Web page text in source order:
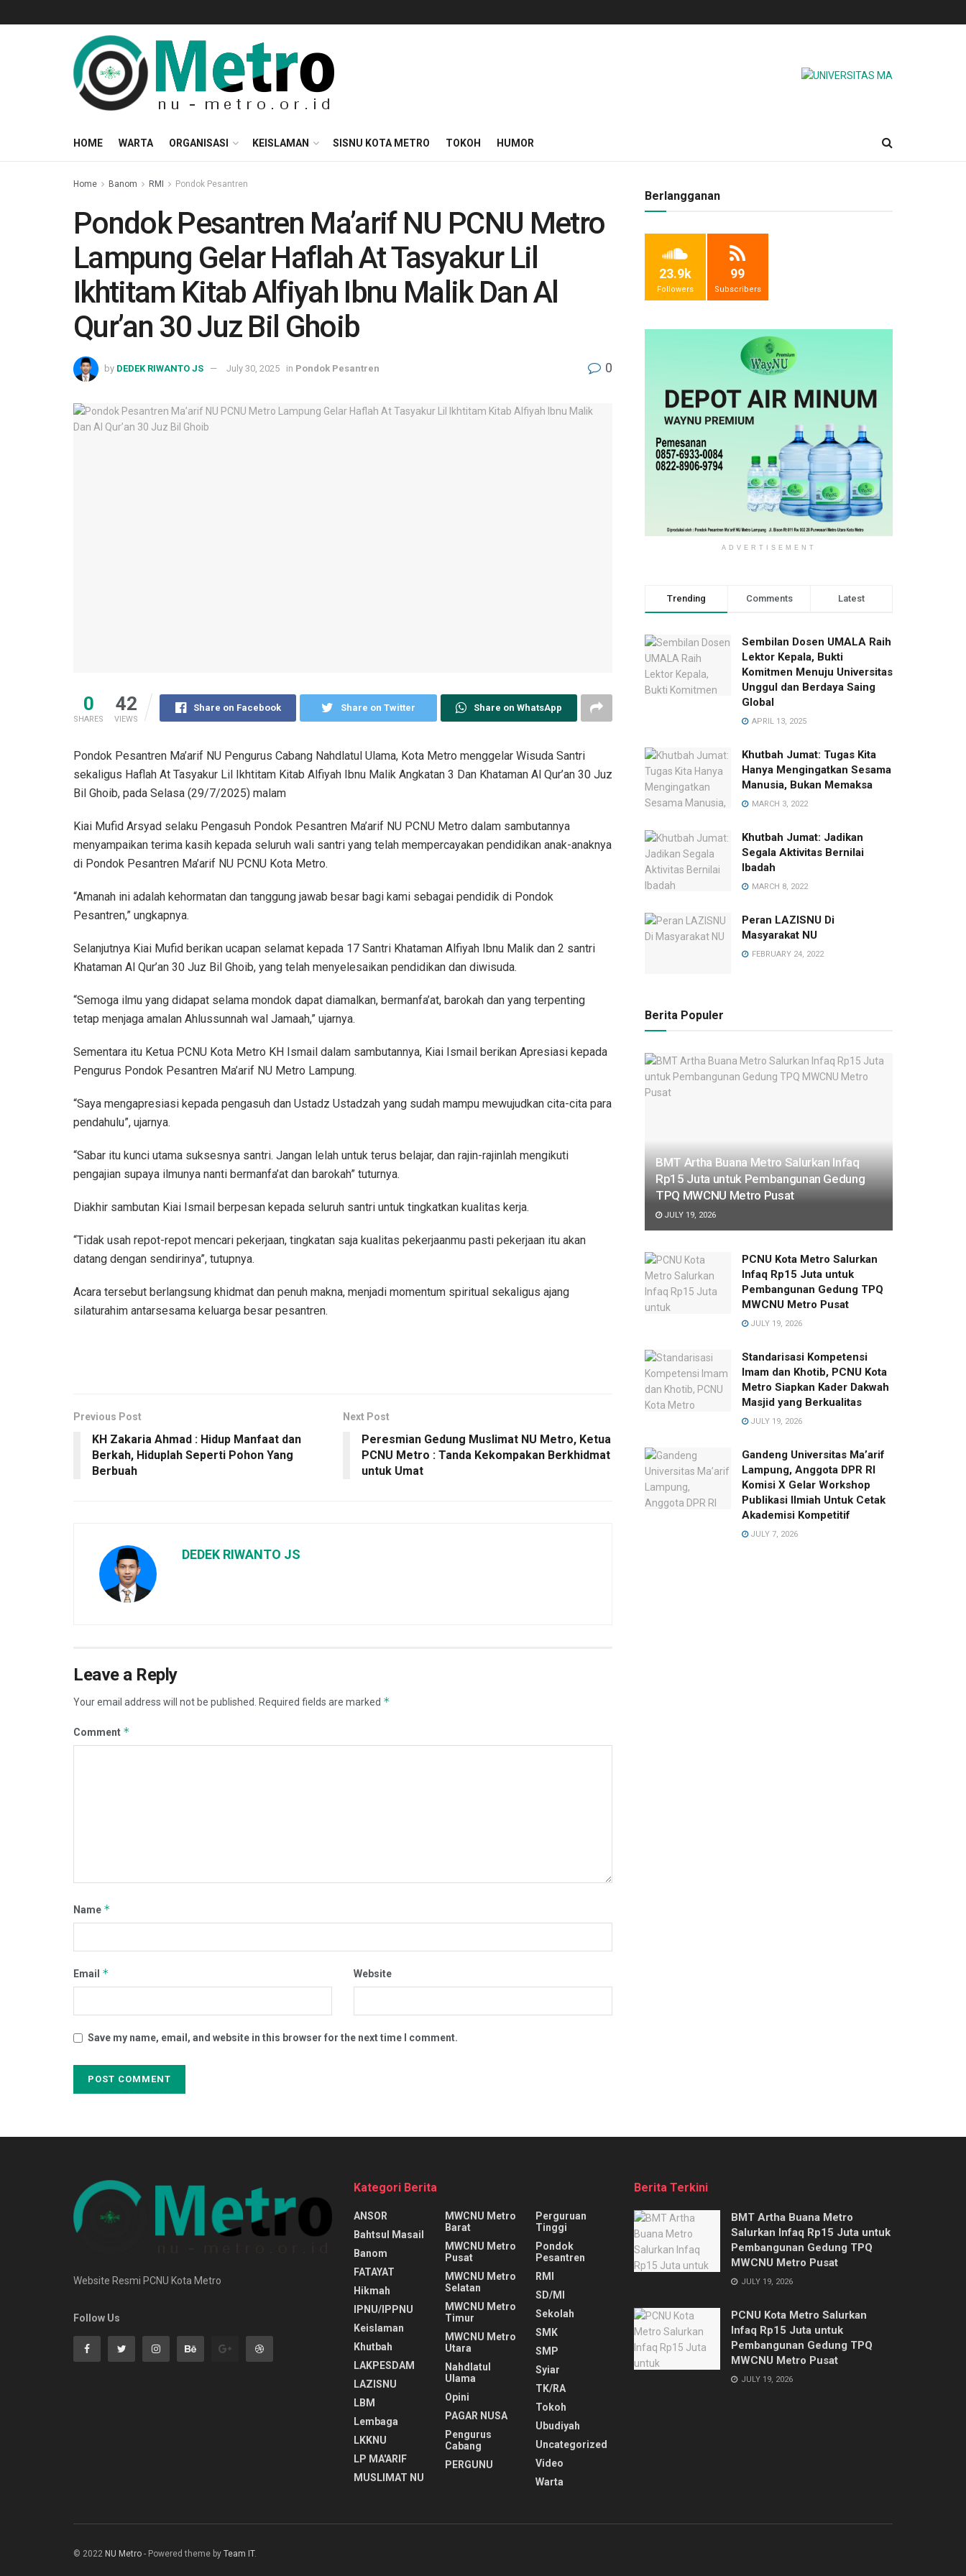
HOME WARTA ORGANISASI KEISLAMAN SISNU KOTA METRO TOKOH HUMOR
Home Banom RMI Pondok Pesantren
Pondok Pesantren Ma’arif NU PCNU Metro
Lampung Gelar Haflah At Tasyakur Lil
Ikhtitam Kitab Alfiyah Ibnu Malik Dan Al
Qur’an 30 Juz Bil Ghoib
by DEDEK RIWANTO JS July 30, 2025 in Pondok Pesantren 0
0
SHARES
42
VIEWS
Share on Facebook Share on Twitter Share on WhatsApp
Pondok Pesantren Ma’arif NU Pengurus Cabang Nahdlatul Ulama, Kota Metro menggelar Wisuda Santri
sekaligus Haflah At Tasyakur Lil Ikhtitam Kitab Alfiyah Ibnu Malik Angkatan 3 Dan Khataman Al Qur’an 30 Juz
Bil Ghoib, pada Selasa (29/7/2025) malam
Kiai Mufid Arsyad selaku Pengasuh Pondok Pesantren Ma’arif NU PCNU Metro dalam sambutannya
menyampaikan terima kasih kepada seluruh wali santri yang telah mempercayakan pendidikan anak-anaknya
di Pondok Pesantren Ma’arif NU PCNU Kota Metro.
“Amanah ini adalah kehormatan dan tanggung jawab besar bagi kami sebagai pendidik di Pondok
Pesantren,” ungkapnya.
Selanjutnya Kiai Mufid berikan ucapan selamat kepada 17 Santri Khataman Alfiyah Ibnu Malik dan 2 santri
Khataman Al Qur’an 30 Juz Bil Ghoib, yang telah menyelesaikan pendidikan dan diwisuda.
“Semoga ilmu yang didapat selama mondok dapat diamalkan, bermanfa’at, barokah dan yang terpenting
tetap menjaga amalan Ahlussunnah wal Jamaah,” ujarnya.
Sementara itu Ketua PCNU Kota Metro KH Ismail dalam sambutannya, Kiai Ismail berikan Apresiasi kepada
Pengurus Pondok Pesantren Ma’arif NU Metro Lampung.
“Saya mengapresiasi kepada pengasuh dan Ustadz Ustadzah yang sudah mampu mewujudkan cita-cita para
pendahulu”, ujarnya.
“Sabar itu kunci utama suksesnya santri. Jangan lelah untuk terus belajar, dan rajin-rajinlah mengikuti
pengajian supaya ilmunya nanti bermanfa’at dan barokah” tuturnya.
Diakhir sambutan Kiai Ismail berpesan kepada seluruh santri untuk tingkatkan kualitas kerja.
“Tidak usah repot-repot mencari pekerjaan, tingkatan saja kualitas pekerjaanmu pasti pekerjaan itu akan
datang dengan sendirinya”, tutupnya.
Acara tersebut berlangsung khidmat dan penuh makna, menjadi momentum spiritual sekaligus ajang
silaturahim antarsesama keluarga besar pesantren.
Previous Post
KH Zakaria Ahmad : Hidup Manfaat dan
Berkah, Hiduplah Seperti Pohon Yang
Berbuah
Next Post
Peresmian Gedung Muslimat NU Metro, Ketua
PCNU Metro : Tanda Kekompakan Berkhidmat
untuk Umat
DEDEK RIWANTO JS
Leave a Reply
Your email address will not be published. Required fields are marked *
Comment *
Name *
Email * Website
Save my name, email, and website in this browser for the next time I comment.
Berlangganan
23.9k
Followers
99
Subscribers
ADVERTISEMENT
Trending Comments Latest
Sembilan Dosen UMALA Raih
Lektor Kepala, Bukti
Komitmen Menuju Universitas
Unggul dan Berdaya Saing
Global
APRIL 13, 2025
Khutbah Jumat: Tugas Kita
Hanya Mengingatkan Sesama
Manusia, Bukan Memaksa
MARCH 3, 2022
Khutbah Jumat: Jadikan
Segala Aktivitas Bernilai
Ibadah
MARCH 8, 2022
Peran LAZISNU Di
Masyarakat NU
FEBRUARY 24, 2022
Berita Populer
BMT Artha Buana Metro Salurkan Infaq
Rp15 Juta untuk Pembangunan Gedung
TPQ MWCNU Metro Pusat
JULY 19, 2026
PCNU Kota Metro Salurkan
Infaq Rp15 Juta untuk
Pembangunan Gedung TPQ
MWCNU Metro Pusat
JULY 19, 2026
Standarisasi Kompetensi
Imam dan Khotib, PCNU Kota
Metro Siapkan Kader Dakwah
Masjid yang Berkualitas
JULY 19, 2026
Gandeng Universitas Ma’arif
Lampung, Anggota DPR RI
Komisi X Gelar Workshop
Publikasi Ilmiah Untuk Cetak
Akademisi Kompetitif
JULY 7, 2026
Website Resmi PCNU Kota Metro
Follow Us
Kategori Berita
ANSOR
Bahtsul Masail
Banom
FATAYAT
Hikmah
IPNU/IPPNU
Keislaman
Khutbah
LAKPESDAM
LAZISNU
LBM
Lembaga
LKKNU
LP MA'ARIF
MUSLIMAT NU
MWCNU Metro
Barat
MWCNU Metro
Pusat
MWCNU Metro
Selatan
MWCNU Metro
Timur
MWCNU Metro
Utara
Nahdlatul
Ulama
Opini
PAGAR NUSA
Pengurus
Cabang
PERGUNU
Perguruan
Tinggi
Pondok
Pesantren
RMI
SD/MI
Sekolah
SMK
SMP
Syiar
TK/RA
Tokoh
Ubudiyah
Uncategorized
Video
Warta
Berita Terkini
BMT Artha Buana Metro
Salurkan Infaq Rp15 Juta untuk
Pembangunan Gedung TPQ
MWCNU Metro Pusat
JULY 19, 2026
PCNU Kota Metro Salurkan
Infaq Rp15 Juta untuk
Pembangunan Gedung TPQ
MWCNU Metro Pusat
JULY 19, 2026
© 2022 NU Metro - Powered theme by Team IT.